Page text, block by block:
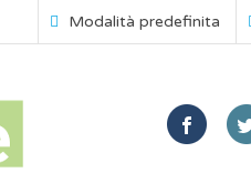
Modalità predefinita